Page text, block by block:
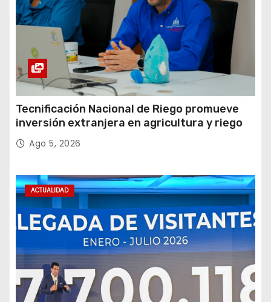
Tecnificación Nacional de Riego promueve
inversión extranjera en agricultura y riego
Ago 5, 2026
ACTUALIDAD